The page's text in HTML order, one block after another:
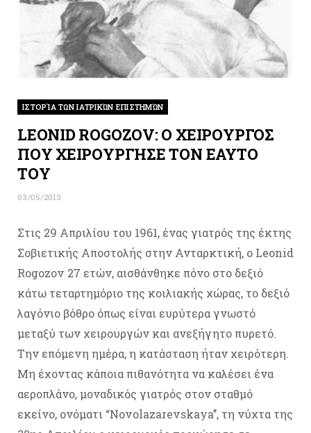
ΙΣΤΟΡΊΑ ΤΩΝ ΙΑΤΡΙΚΏΝ ΕΠΙΣΤΗΜΏΝ
LEONID ROGOZOV: Ο ΧΕΙΡΟΥΡΓΟΣ
ΠΟΥ ΧΕΙΡΟΥΡΓΗΣΕ ΤΟΝ ΕΑΥΤΟ
ΤΟΥ
03/05/2013
Στις 29 Απριλίου του 1961, ένας γιατρός της έκτης
Σοβιετικής Αποστολής στην Ανταρκτική, ο Leonid
Rogozov 27 ετών, αισθάνθηκε πόνο στο δεξιό
κάτω τεταρτημόριο της κοιλιακής χώρας, το δεξιό
λαγόνιο βόθρο όπως είναι ευρύτερα γνωστό
μεταξύ των χειρουργών και ανεξήγητο πυρετό.
Την επόμενη ημέρα, η κατάσταση ήταν χειρότερη.
Μη έχοντας κάποια πιθανότητα να καλέσει ένα
αεροπλάνο, μοναδικός γιατρός στον σταθμό
εκείνο, ονόματι “Novolazarevskaya’’, τη νύχτα της